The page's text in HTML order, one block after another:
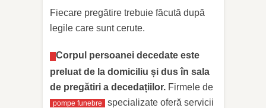
Fiecare pregătire trebuie făcută după
legile care sunt cerute.
Corpul persoanei decedate este
preluat de la domiciliu și dus în sala
de pregătiri a decedațiilor. Firmele de
pompe funebre
specializate oferă servicii